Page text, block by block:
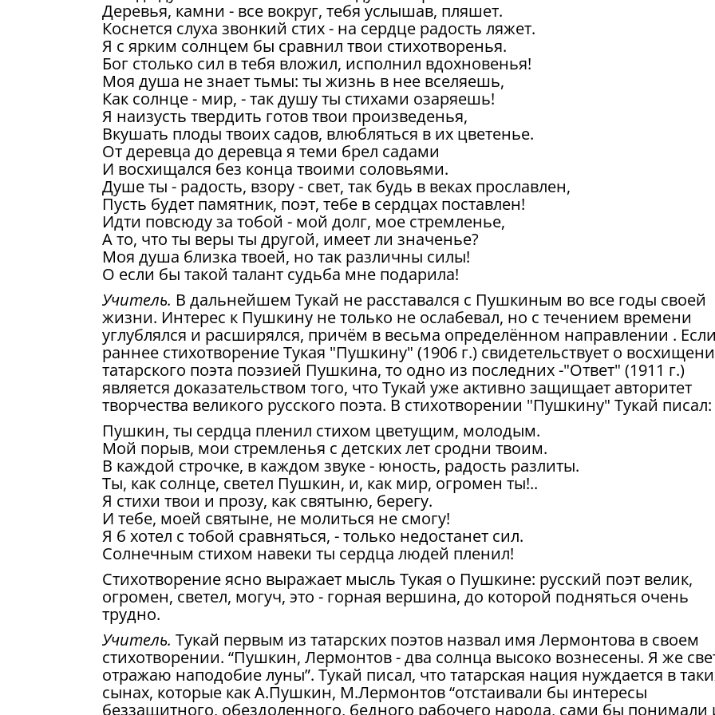
Деревья, камни - все вокруг, тебя услышав, пляшет.
Коснется слуха звонкий стих - на сердце радость ляжет.
Я с ярким солнцем бы сравнил твои стихотворенья.
Бог столько сил в тебя вложил, исполнил вдохновенья!
Моя душа не знает тьмы: ты жизнь в нее вселяешь,
Как солнце - мир, - так душу ты стихами озаряешь!
Я наизусть твердить готов твои произведенья,
Вкушать плоды твоих садов, влюбляться в их цветенье.
От деревца до деревца я теми брел садами
И восхищался без конца твоими соловьями.
Душе ты - радость, взору - свет, так будь в веках прославлен,
Пусть будет памятник, поэт, тебе в сердцах поставлен!
Идти повсюду за тобой - мой долг, мое стремленье,
А то, что ты веры ты другой, имеет ли значенье?
Моя душа близка твоей, но так различны силы!
О если бы такой талант судьба мне подарила!
Учитель. В дальнейшем Тукай не расставался с Пушкиным во все годы своей
жизни. Интерес к Пушкину не только не ослабевал, но с течением времени
углублялся и расширялся, причём в весьма определённом направлении .
раннее стихотворение Тукая "Пушкину" (1906 г.) свидетельствует о
татарского поэта поэзией Пушкина, то одно из последних -"Ответ" (1911 г.)
является доказательством того, что Тукай уже активно защищает авторитет
творчества великого русского поэта. В стихотворении "Пушкину" Тукай писал:
Пушкин, ты сердца пленил стихом цветущим, молодым.
Мой порыв, мои стремленья с детских лет сродни твоим.
В каждой строчке, в каждом звуке - юность, радость разлиты.
Ты, как солнце, светел Пушкин, и, как мир, огромен ты!..
Я стихи твои и прозу, как святыню, берегу.
И тебе, моей святыне, не молиться не смогу!
Я б хотел с тобой сравняться, - только недостанет сил.
Солнечным стихом навеки ты сердца людей пленил!
Стихотворение ясно выражает мысль Тукая о Пушкине: русский поэт велик,
огромен, светел, могуч, это - горная вершина, до которой подняться очень
трудно.
Учитель. Тукай первым из татарских поэтов назвал имя Лермонтова в своем
стихотворении. “Пушкин, Лермонтов - два солнца высоко вознесены. Я же
отражаю наподобие луны”. Тукай писал, что татарская нация нуждается в
сынах, которые как А.Пушкин, М.Лермонтов “отстаивали бы интересы
беззащитного, обездоленного, бедного рабочего народа, сами бы понимали